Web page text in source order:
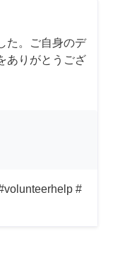
た。ご自身のデ
ありがとうござ
#